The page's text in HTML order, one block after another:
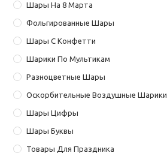
Шары На 8 Марта
Фольгированные Шары
Шары С Конфетти
Шарики По Мультикам
Разноцветные Шары
Оскорбительные Воздушные Шарики
Шары Цифры
Шары Буквы
Товары Для Праздника